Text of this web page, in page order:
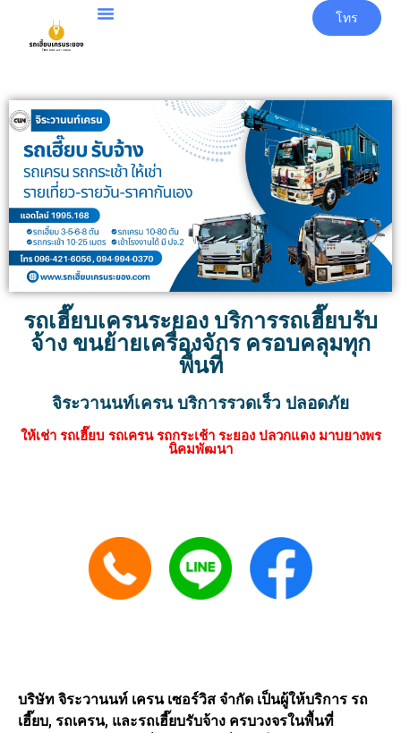
โทร
รถเฮี๊ยบเครนระยอง บริการรถเฮี๊ยบรับ
จ้าง ขนย้ายเครื่องจักร ครอบคลุมทุก
พื้นที่
จิระวานนท์เครน บริการรวดเร็ว ปลอดภัย
ให้เช่า รถเฮี๊ยบ รถเครน รถกระเช้า ระยอง ปลวกแดง มาบยางพร
นิคมพัฒนา
บริษัท จิระวานนท์ เครน เซอร์วิส จำกัด เป็นผู้ให้บริการ รถ
เฮี๊ยบ, รถเครน, และรถเฮี๊ยบรับจ้าง ครบวงจรในพื้นที่